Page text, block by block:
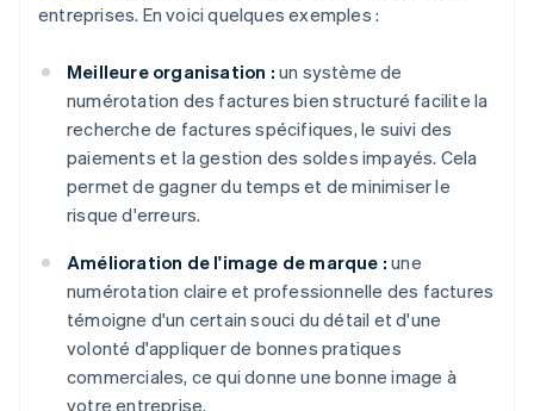
entreprises. En voici quelques exemples :
Meilleure organisation : un système de
numérotation des factures bien structuré facilite la
recherche de factures spécifiques, le suivi des
paiements et la gestion des soldes impayés. Cela
permet de gagner du temps et de minimiser le
risque d'erreurs.
Amélioration de l'image de marque : une
numérotation claire et professionnelle des factures
témoigne d'un certain souci du détail et d'une
volonté d'appliquer de bonnes pratiques
commerciales, ce qui donne une bonne image à
votre entreprise.